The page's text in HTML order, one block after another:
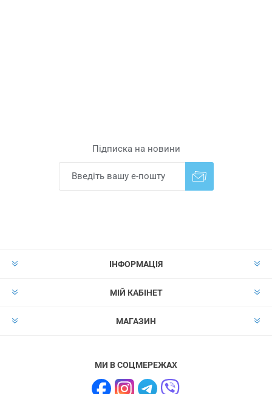
Підписка на новини
ІНФОРМАЦІЯ
МІЙ КАБІНЕТ
МАГАЗИН
МИ В СОЦМЕРЕЖАХ